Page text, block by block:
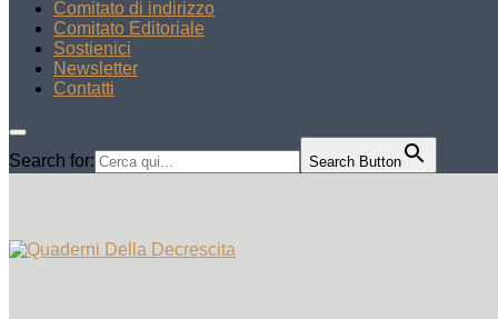
Comitato di indirizzo
Comitato Editoriale
Sostienici
Newsletter
Contatti
Search for: Search Button